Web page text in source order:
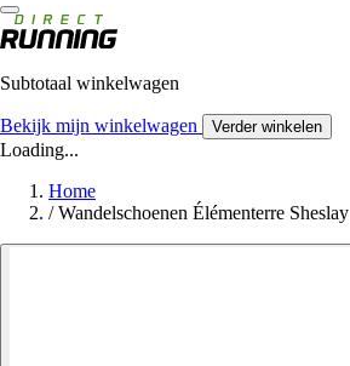
Subtotaal winkelwagen
Bekijk mijn winkelwagen Verder winkelen
Loading...
Home
/ Wandelschoenen Élémenterre Sheslay